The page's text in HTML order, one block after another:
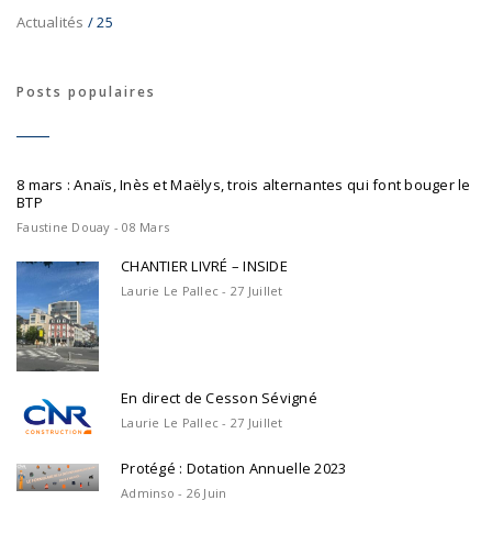
Actualités / 25
Posts populaires
8 mars : Anaïs, Inès et Maëlys, trois alternantes qui font bouger le
BTP
Faustine Douay - 08 Mars
CHANTIER LIVRÉ – INSIDE
Laurie Le Pallec - 27 Juillet
En direct de Cesson Sévigné
Laurie Le Pallec - 27 Juillet
Protégé : Dotation Annuelle 2023
Adminso - 26 Juin